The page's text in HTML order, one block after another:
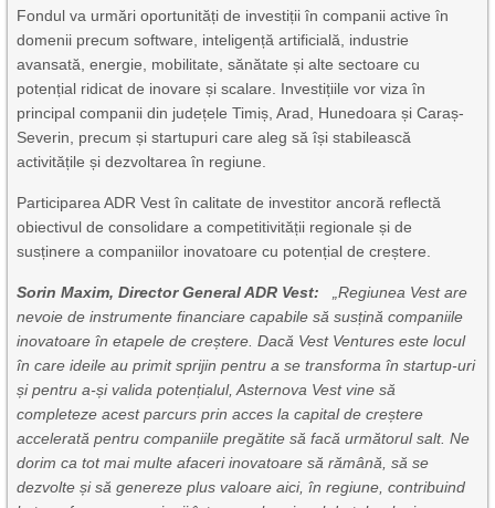
Fondul va urmări oportunități de investiții în companii active în
domenii precum software, inteligență artificială, industrie
avansată, energie, mobilitate, sănătate și alte sectoare cu
potențial ridicat de inovare și scalare. Investițiile vor viza în
principal companii din județele Timiș, Arad, Hunedoara și Caraș-
Severin, precum și startupuri care aleg să își stabilească
activitățile și dezvoltarea în regiune.
Participarea ADR Vest în calitate de investitor ancoră reflectă
obiectivul de consolidare a competitivității regionale și de
susținere a companiilor inovatoare cu potențial de creștere.
Sorin Maxim, Director General ADR Vest:
„Regiunea Vest are
nevoie de instrumente financiare capabile să susțină companiile
inovatoare în etapele de creștere. Dacă Vest Ventures este locul
în care ideile au primit sprijin pentru a se transforma în startup-uri
și pentru a-și valida potențialul, Asternova Vest vine să
completeze acest parcurs prin acces la capital de creștere
accelerată pentru companiile pregătite să facă următorul salt. Ne
dorim ca tot mai multe afaceri inovatoare să rămână, să se
dezvolte și să genereze plus valoare aici, în regiune, contribuind